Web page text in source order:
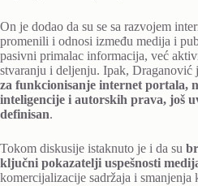
On je dodao da su se sa razvojem
promenili i odnosi između medija i
pasivni primalac informacija, već
stvaranju i deljenju. Ipak, Draganović
za funkcionisanje internet portala,
inteligencije i autorskih prava, još
definisan.
Tokom diskusije istaknuto je i da su
ključni pokazatelji uspešnosti
komercijalizacije sadržaja i smanjenja